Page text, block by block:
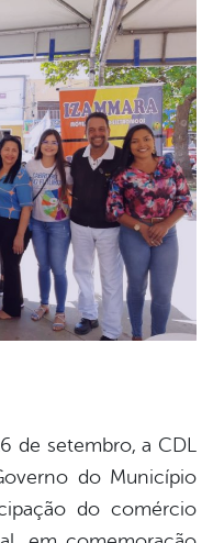
de setembro, a CDL
do Município
do comércio